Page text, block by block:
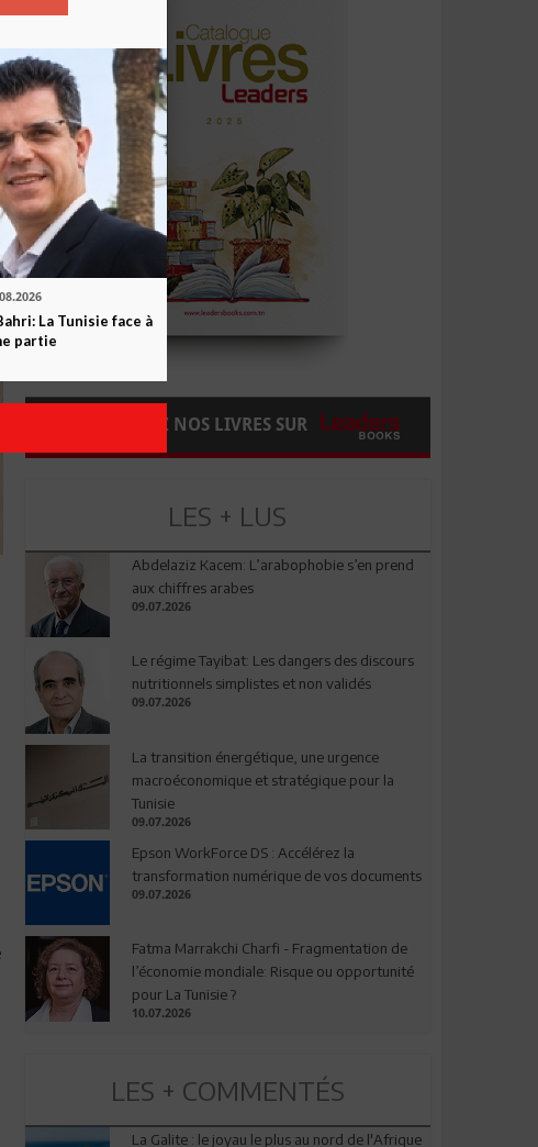
COMMANDEZ NOS LIVRES SUR
LES + LUS
Abdelaziz Kacem: L’arabophobie s’en prend
aux chiffres arabes
09.07.2026
Le régime Tayibat: Les dangers des discours
nutritionnels simplistes et non validés
09.07.2026
La transition énergétique, une urgence
macroéconomique et stratégique pour la
Tunisie
09.07.2026
Epson WorkForce DS : Accélérez la
transformation numérique de vos documents
09.07.2026
Fatma Marrakchi Charfi - Fragmentation de
l’économie mondiale: Risque ou opportunité
pour La Tunisie ?
10.07.2026
LES + COMMENTÉS
La Galite : le joyau le plus au nord de l'Afrique
La Tunisie face à
partie